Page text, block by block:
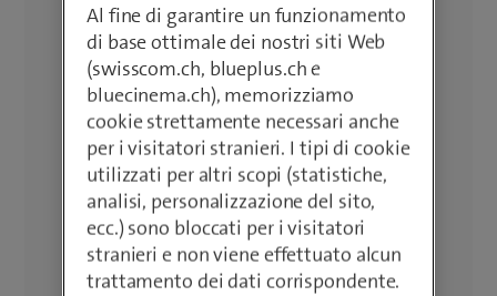
Al fine di garantire un funzionamento
di base ottimale dei nostri siti Web
(swisscom.ch, blueplus.ch e
bluecinema.ch), memorizziamo
cookie strettamente necessari anche
per i visitatori stranieri. I tipi di cookie
utilizzati per altri scopi (statistiche,
analisi, personalizzazione del sito,
ecc.) sono bloccati per i visitatori
stranieri e non viene effettuato alcun
trattamento dei dati corrispondente.